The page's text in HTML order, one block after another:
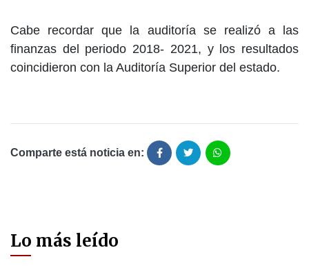
Cabe recordar que la auditoría se realizó a las
finanzas del periodo 2018- 2021, y los resultados
coincidieron con la Auditoría Superior del estado.
Comparte está noticia en:
Lo más leído